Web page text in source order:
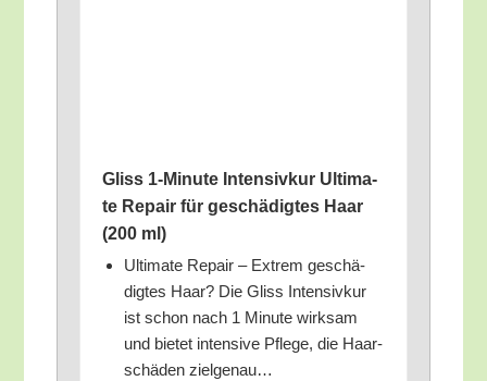
Gliss 1‑Minute Inten­siv­kur Ulti­ma­
te Repair für geschä­dig­tes Haar
(200 ml)
Ulti­ma­te Repair – Extrem geschä­
dig­tes Haar? Die Gliss Inten­siv­kur
ist schon nach 1 Minu­te wirk­sam
und bie­tet inten­si­ve Pfle­ge, die Haar­
schä­den zielgenau…